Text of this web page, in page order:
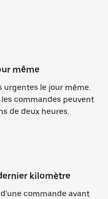
même
urgentes le jour même.
les commandes peuvent
de deux heures.
kilomètre
commande avant